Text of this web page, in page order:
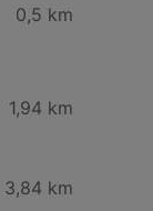
0,5 km
1,94 km
3,84 km